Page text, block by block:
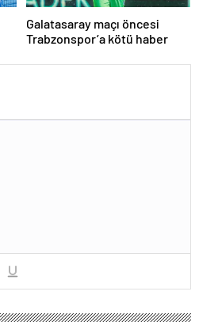
Galatasaray maçı öncesi
Trabzonspor’a kötü haber